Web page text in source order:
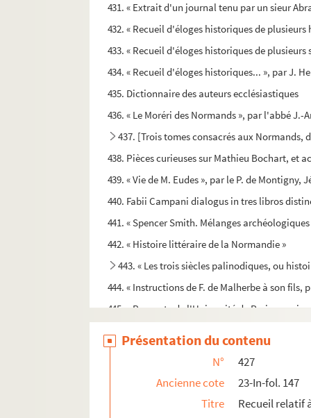
431. « Extrait d'un journal tenu par un sieur
432. « Recueil d'éloges historiques de
433. « Recueil d'éloges historiques de
434. « Recueil d'éloges historiques... », par J.
435. Dictionnaire des auteurs ecclésiastiques
436. « Le Moréri des Normands », par l'abbé J.-
437. [Trois tomes consacrés aux
438. Pièces curieuses sur Mathieu Bochart, et
439. « Vie de M. Eudes », par le P. de Montigny,
440. Fabii Campani dialogus in tres libros
441. « Spencer Smith. Mélanges archéologiques
442. « Histoire littéraire de la Normandie »
443. « Les trois siècles palinodiques, ou
444. « Instructions de F. de Malherbe à son
445. « Requeste de l'Université de Paris au roi
447. « Arrest et reiglement de la cour de
Présentation du contenu
N°
427
Ancienne cote
23-In-fol. 147
Titre
Recueil relatif